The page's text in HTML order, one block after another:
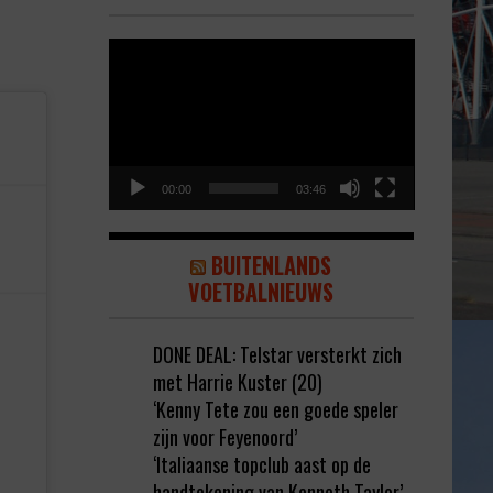
00:00 03:46
BUITENLANDS
VOETBALNIEUWS
DONE DEAL: Telstar versterkt zich
met Harrie Kuster (20)
‘Kenny Tete zou een goede speler
zijn voor Feyenoord’
‘Italiaanse topclub aast op de